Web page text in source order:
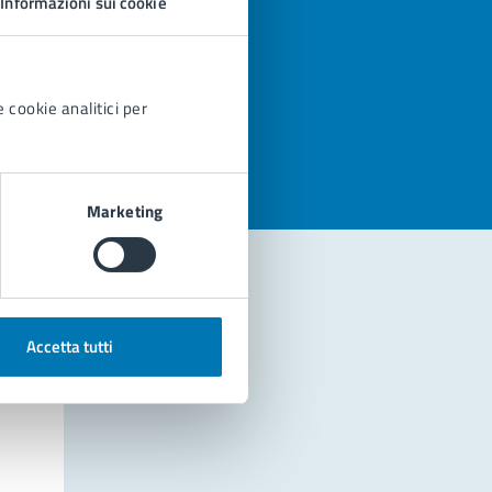
cookie analitici per
Marketing
Accetta tutti